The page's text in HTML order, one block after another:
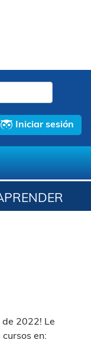
Iniciar sesión
2022! Le
en: